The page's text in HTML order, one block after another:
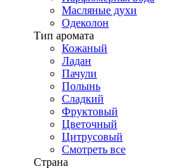
Масляные духи
Одеколон
Тип аромата
Кожаный
Ладан
Пачули
Полынь
Сладкий
Фруктовый
Цветочный
Цитрусовый
Смотреть все
Страна